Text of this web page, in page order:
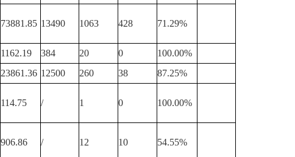
73881.85 13490 1063 428 71.29%
1162.19 384 20 0
100.00%
23861.36 12500 260 38 87.25%
114.75 / 1 0 100.00%
906.86 / 12 10 54.55%